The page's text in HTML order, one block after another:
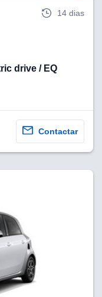
14 dias
drive / EQ
Contactar